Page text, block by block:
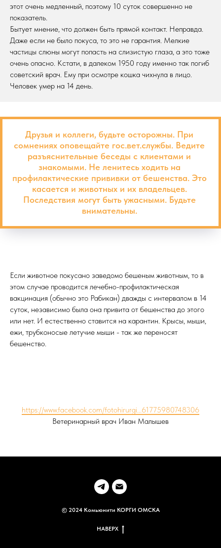
этот очень медленный, поэтому 10 суток совершенно не
показатель.
Бытует мнение, что должен быть прямой контакт. Неправда.
Даже если не было покуса, то это не гарантия. Мелкие
частицы слюны могут попасть на слизистую глаза, а это тоже
очень опасно. Кстати, в далеком 1950 году именно так погиб
советский врач. Ему при осмотре кошка чихнула в лицо.
Человек умер на 14 день.
Друзья и коллеги, будьте осторожны. При
сомнениях оповещайте гос.вет.службы. Ведите
разъяснительные беседы с клиентами и
знакомыми. Не ленитесь ходить на
профилактические прививки от бешенства. Это
касается и животных и их владельцев.
Последствия могут быть ужасными. Будьте
внимательны.
Если животное покусано заведомо бешеным животным, то в
этом случае проводится лечебно-профилактическая
вакцинация (обычно это Рабикан) дважды с интервалом в 14
суток, независимо была она привита от бешенства до этого
или нет. И естественно ставится на карантин. Крысы, мыши,
ежи, трубконосые летучие мыши - так же переносят
бешенство.
https://www.facebook.com/fotohirurgi...61775980748306
Ветеринарный врач Иван Малышев
© 2024 Комьюнити КОРГИ ОМСКА
НАВЕРХ